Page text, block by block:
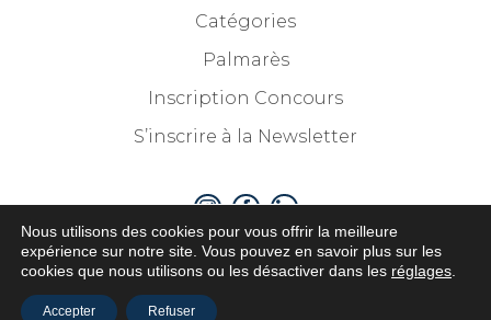
Catégories
Palmarès
Inscription Concours
S’inscrire à la Newsletter
Partenaires
Nous utilisons des cookies pour vous offrir la meilleure
expérience sur notre site. Vous pouvez en savoir plus sur les
cookies que nous utilisons ou les désactiver dans les réglages
Accepter Refuser